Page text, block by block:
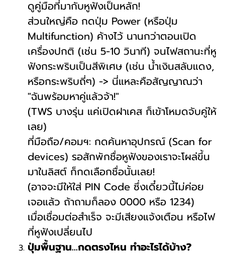
ดูคู่มือที่มากับหูฟังเป็นหลัก!
ส่วนใหญ่คือ กดปุ่ม Power (หรือปุ่ม
Multifunction) ค้างไว้ นานกว่าตอนเปิด
เครื่องปกติ (เช่น 5-10 วินาที) จนไฟสถานะที่หู
ฟังกระพริบเป็นสีพิเศษ (เช่น น้ำเงินสลับแดง,
หรือกระพริบถี่ๆ) -> นี่แหละคือสัญญาณว่า
"ฉันพร้อมหาคู่แล้วจ้า!"
(TWS บางรุ่น แค่เปิดฝาเคส ก็เข้าโหมดจับคู่ให้
เลย)
ที่มือถือ/คอมฯ: กดค้นหาอุปกรณ์ (Scan for
devices) รอสักพักชื่อหูฟังของเราจะโผล่ขึ้น
มาในลิสต์ ก็กดเลือกชื่อนั้นเลย!
(อาจจะมีให้ใส่ PIN Code ซึ่งเดี๋ยวนี้ไม่ค่อย
เจอแล้ว ถ้าถามก็ลอง 0000 หรือ 1234)
เมื่อเชื่อมต่อสำเร็จ จะมีเสียงแจ้งเตือน หรือไฟ
ที่หูฟังเปลี่ยนไป
ปุ่มพื้นฐาน...กดตรงไหน ทำอะไรได้บ้าง?